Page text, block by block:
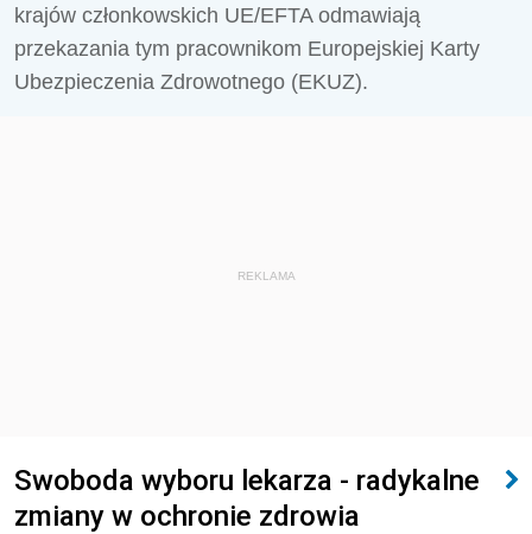
krajów członkowskich UE/EFTA odmawiają
przekazania tym pracownikom Europejskiej Karty
Ubezpieczenia Zdrowotnego (EKUZ).
REKLAMA
Swoboda wyboru lekarza - radykalne
zmiany w ochronie zdrowia